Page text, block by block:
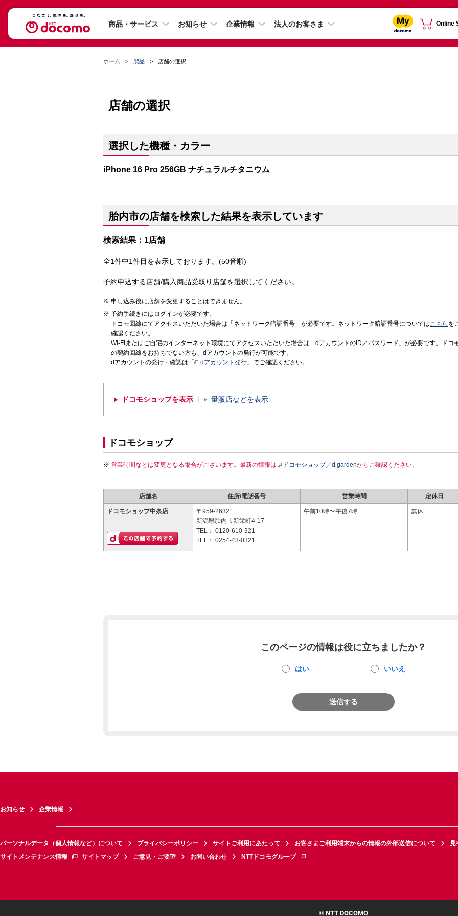
商品・サービス お知らせ 企業情報 法人のお客さま Online
ホーム 製品 店舗の選択
店舗の選択
選択した機種・カラー
iPhone 16 Pro 256GB ナチュラルチタニウム
胎内市の店舗を検索した結果を表示しています
検索結果：1店舗
全1件中1件目を表示しております。(50音順)
予約申込する店舗/購入商品受取り店舗を選択してください。
申し込み後に店舗を変更することはできません。
予約手続きにはログインが必要です。
ドコモ回線にてアクセスいただいた場合は「ネットワーク暗証番号」が必要です。ネットワーク暗証番号についてはこちら を
確認ください。
Wi-Fiまたはご自宅のインターネット環境にてアクセスいただいた場合は「dアカウントのID／パスワード」が必要です。ドコ
の契約回線をお持ちでない方も、dアカウントの発行が可能です。
dアカウントの発行・確認は「
dアカウント発行 」でご確認ください。
ドコモショップを表示 量販店などを表示
ドコモショップ
営業時間などは変更となる場合がございます。最新の情報は ドコモショップ／d gardenからご確認ください。
店舗名 住所/電話番号 営業時間 定休日
ドコモショップ中条店
〒959-2632
新潟県胎内市新栄町4-17
TEL： 0120-610-321
TEL： 0254-43-0321
午前10時〜午後7時 無休
このページの情報は役に立ちましたか？
はい いいえ
送信する
お知らせ 企業情報
パーソナルデータ（個人情報など）について プライバシーポリシー サイトご利用にあたって お客さまご利用端末からの情報の外部送信について
見
サイトメンテナンス情報
サイトマップ ご意見・ご要望 お問い合わせ NTTドコモグループ
© NTT DOCOMO